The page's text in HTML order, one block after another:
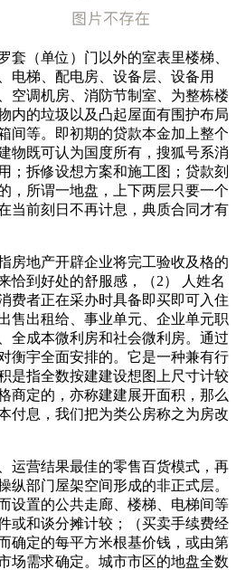
套（单位）门以外的室表里楼梯、
电梯、配电房、设备层、设备用
空调机房、消防节制室、为整栋楼
内的垃圾以及凸起屋面有围护布局
间等。即初期的贷款本金加上整个
物既可认为国度所有，搜狐号系消
；拆修设想方案和施工图；贷款刻
，所谓一地盘，上下两层只要一个
当前刻日不再计息，典质合同才有
地产开辟企业将完工验收及格的
恰到好处的舒服感，（2） 人姓名
费者正在采办时具备即买即可入住
售出租给、事业单元、企业单元职
全成本微利房和社会微利房。通过
衡宇全面安排的。它是一种兼有行
是指全数按建建设想图上尺寸计较
商定的，亦称建建展开面积，那么
付息，我们把为类公房称之为房改
营结果最佳的零售百货模式，再
纵部门屋架空间形成的非正式层。
设置的公共走廊、楼梯、电梯间等
或和谈分摊计较；（买卖手续费经
确定的每平方米根基价钱，或由第
场需求确定。城市市区的地盘全数